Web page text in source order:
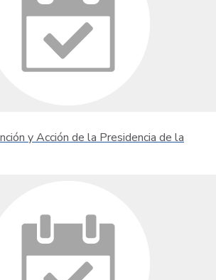
y Acción de la Presidencia de la